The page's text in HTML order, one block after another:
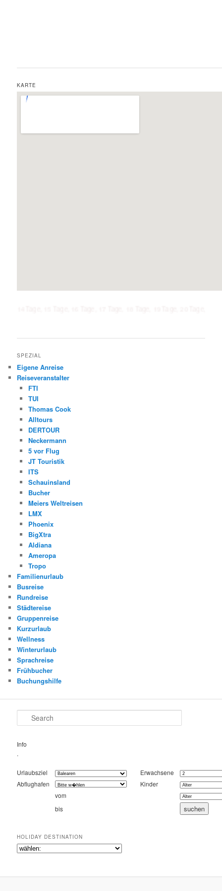
KARTE
SPEZIAL
Eigene Anreise
Reiseveranstalter
FTI
TUI
Thomas Cook
Alltours
DERTOUR
Neckermann
5 vor Flug
JT Touristik
ITS
Schauinsland
Bucher
Meiers Weltreisen
LMX
Phoenix
BigXtra
Aldiana
Ameropa
Tropo
Familienurlaub
Busreise
Rundreise
Städtereise
Gruppenreise
Kurzurlaub
Wellness
Winterurlaub
Sprachreise
Frühbucher
Buchungshilfe
Search
Info
.
Urlaubsziel
Erwachsene
Abflughafen
Kinder
vom
bis
HOLIDAY DESTINATION